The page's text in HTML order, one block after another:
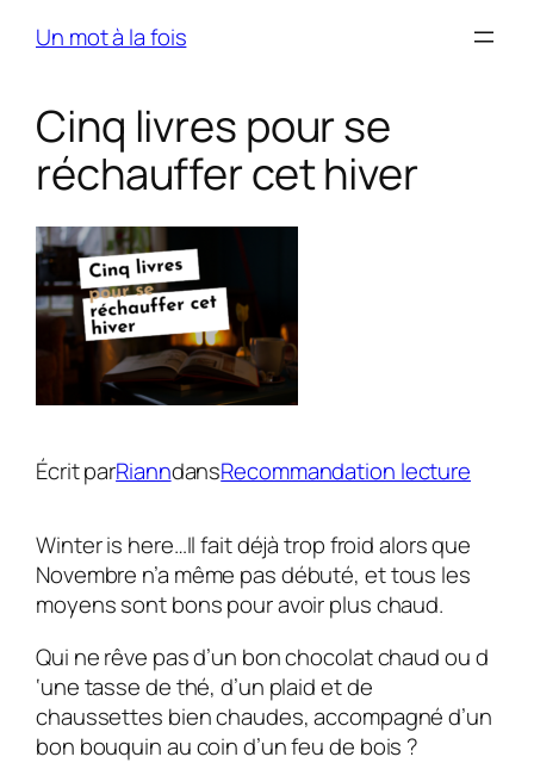
Un mot à la fois
Cinq livres pour se
réchauffer cet hiver
Écrit parRianndansRecommandation lecture
Winter is here…Il fait déjà trop froid alors que
Novembre n’a même pas débuté, et tous les
moyens sont bons pour avoir plus chaud.
Qui ne rêve pas d’un bon chocolat chaud ou d
‘une tasse de thé, d’un plaid et de
chaussettes bien chaudes, accompagné d’un
bon bouquin au coin d’un feu de bois ?